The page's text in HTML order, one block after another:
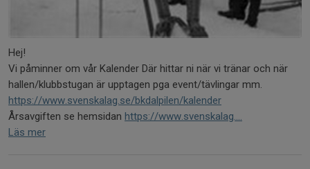
Hej!
Vi påminner om vår Kalender Där hittar ni när vi tränar och när
hallen/klubbstugan är upptagen pga event/tävlingar mm.
https://www.svenskalag.se/bkdalpilen/kalender
Årsavgiften se hemsidan https://www.svenskalag....
Läs mer